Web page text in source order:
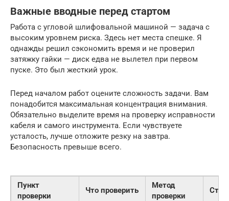
Важные вводные перед стартом
Работа с угловой шлифовальной машиной — задача с
высоким уровнем риска. Здесь нет места спешке. Я
однажды решил сэкономить время и не проверил
затяжку гайки — диск едва не вылетел при первом
пуске. Это был жесткий урок.
Перед началом работ оцените сложность задачи. Вам
понадобится максимальная концентрация внимания.
Обязательно выделите время на проверку исправности
кабеля и самого инструмента. Если чувствуете
усталость, лучше отложите резку на завтра.
Безопасность превыше всего.
Пункт
проверки
Что проверить
Метод
проверки